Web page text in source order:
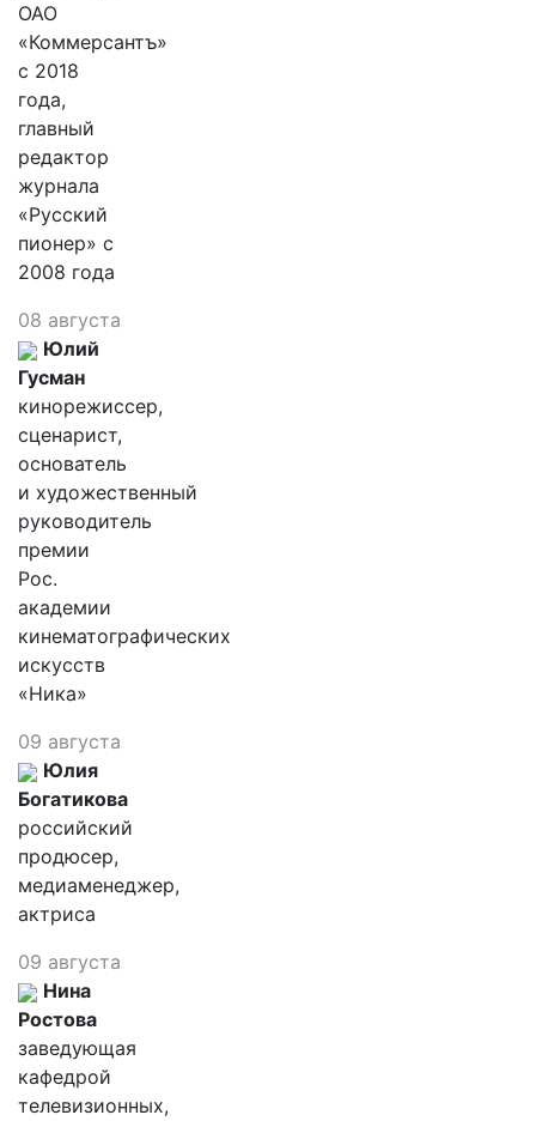
ОАО
«Коммерсантъ»
с 2018
года,
главный
редактор
журнала
«Русский
пионер» с
2008 года
08 августа
Юлий
Гусман
кинорежиссер,
сценарист,
основатель
и художественный
руководитель
премии
Рос.
академии
кинематографических
искусств
«Ника»
09 августа
Юлия
Богатикова
российский
продюсер,
медиаменеджер,
актриса
09 августа
Нина
Ростова
заведующая
кафедрой
телевизионных,